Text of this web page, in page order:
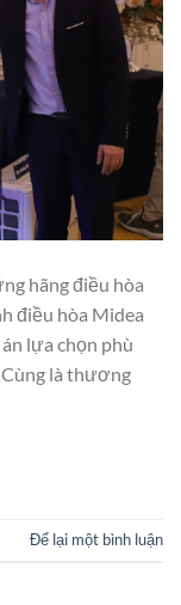
hãng điều hòa
điều hòa Midea
lựa chọn phù
là thương
Để lại một bình luận